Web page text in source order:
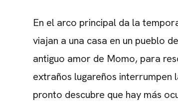
En el arco principal da la
viajan a una casa en un pueblo
antiguo amor de Momo, para
extraños lugareños interrumpen
pronto descubre que hay más